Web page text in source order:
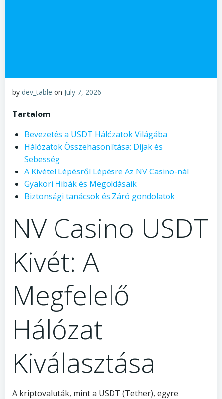
by dev_table on July 7, 2026
Tartalom
Bevezetés a USDT Hálózatok Világába
Hálózatok Összehasonlítása: Díjak és
Sebesség
A Kivétel Lépésről Lépésre Az NV Casino-nál
Gyakori Hibák és Megoldásaik
Biztonsági tanácsok és Záró gondolatok
NV Casino USDT
Kivét: A
Megfelelő
Hálózat
Kiválasztása
A kriptovaluták, mint a USDT (Tether), egyre